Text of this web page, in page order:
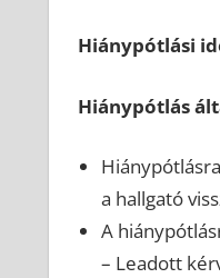
Hiánypótlási
Hiánypótlás
a hallgató
A
– Leadott